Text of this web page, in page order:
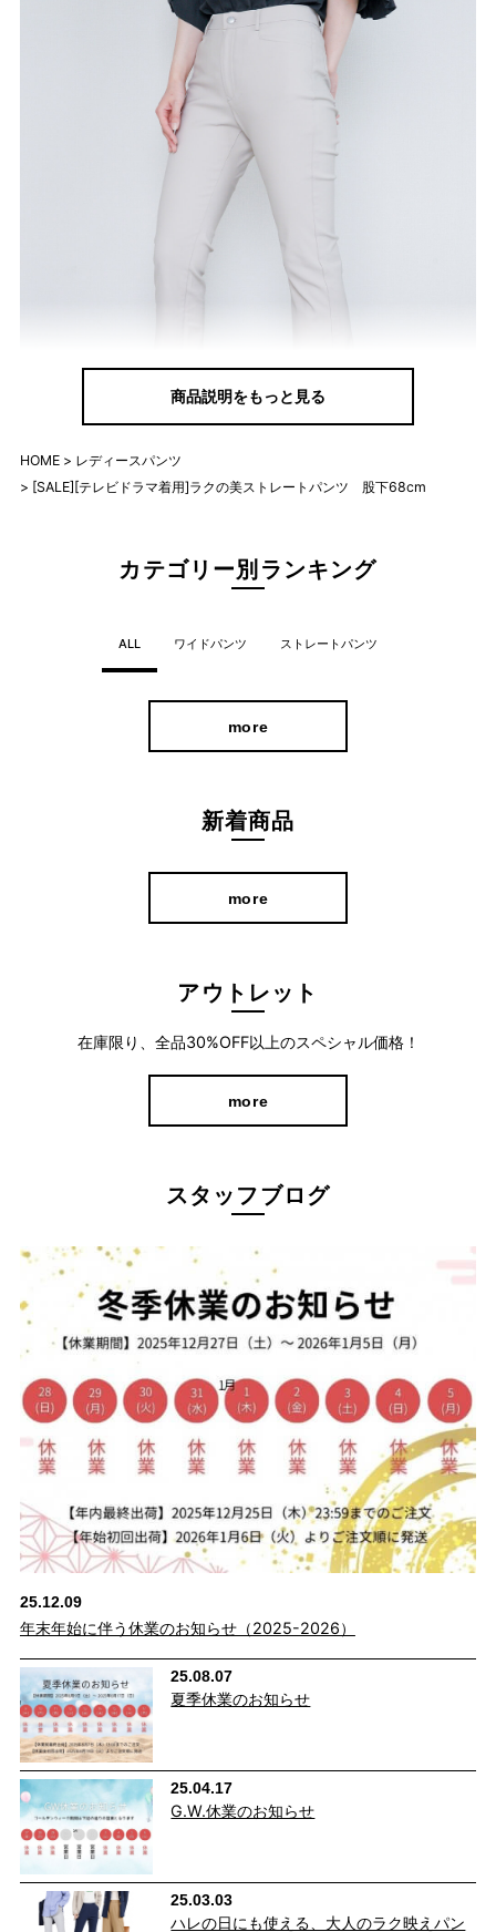
穿き心地やわらかなスーパーストレッチで、長時間の着用でも快
独自のパターン設計で、ヒップ部分など女性らしい曲線をよりき
れいに見せてくれるよう設計。
シンプルで着回し力バツグン！ストレッチ性
◎
商品説明をもっと見る
HOME
レディースパンツ
[SALE][テレビドラマ着用]ラクの美ストレートパンツ 股下68cm
カテゴリー別ランキング
ALL ワイドパンツ ストレートパンツ
more
新着商品
more
アウトレット
在庫限り、全品30%OFF以上のスペシャル価格！
more
スタッフブログ
25.12.09
年末年始に伴う休業のお知らせ（2025-2026）
25.08.07
夏季休業のお知らせ
25.04.17
G.W.休業のお知らせ
25.03.03
ハレの日にも使える、大人のラク映えパン